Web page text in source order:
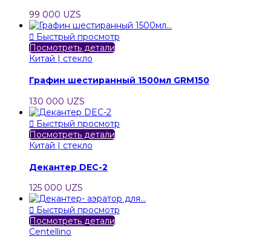
99 000 UZS
 Быстрый просмотр
Посмотреть детали
Китай | стекло
Графин шестиранный 1500мл GRM150
130 000 UZS
 Быстрый просмотр
Посмотреть детали
Китай | стекло
Декантер DEC-2
125 000 UZS
 Быстрый просмотр
Посмотреть детали
Centellino